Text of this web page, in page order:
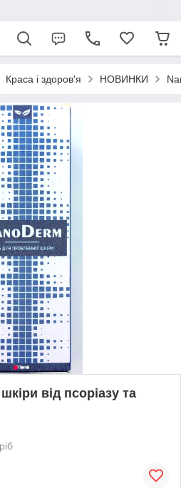
Краса і здоров'я НОВИНКИ
від псоріазу та